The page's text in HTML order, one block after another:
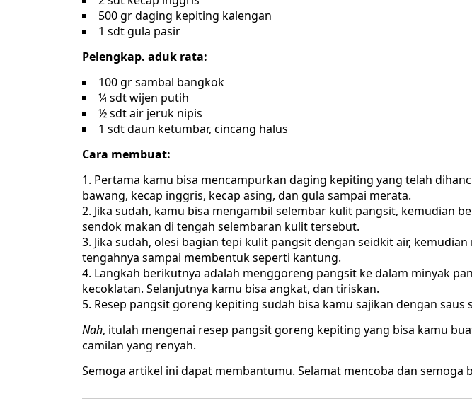
500 gr daging kepiting kalengan
1 sdt gula pasir
Pelengkap. aduk rata:
100 gr sambal bangkok
¼ sdt wijen putih
½ sdt air jeruk nipis
1 sdt daun ketumbar, cincang halus
Cara membuat:
Pertama kamu bisa mencampurkan daging kepiting yang telah
bawang, kecap inggris, kecap asing, dan gula sampai merata.
Jika sudah, kamu bisa mengambil selembar kulit pangsit, kemudian
sendok makan di tengah selembaran kulit tersebut.
Jika sudah, olesi bagian tepi kulit pangsit dengan seidkit air,
tengahnya sampai membentuk seperti kantung.
Langkah berikutnya adalah menggoreng pangsit ke dalam minyak
kecoklatan. Selanjutnya kamu bisa angkat, dan tiriskan.
Resep pangsit goreng kepiting sudah bisa kamu sajikan dengan saus
Nah, itulah mengenai resep pangsit goreng kepiting yang bisa kamu
camilan yang renyah.
Semoga artikel ini dapat membantumu. Selamat mencoba dan semoga